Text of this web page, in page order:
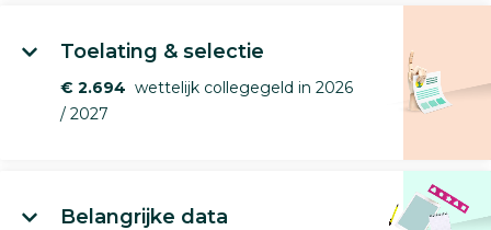
Toelating & selectie
€ 2.694 wettelijk collegegeld in 2026
/ 2027
Belangrijke data